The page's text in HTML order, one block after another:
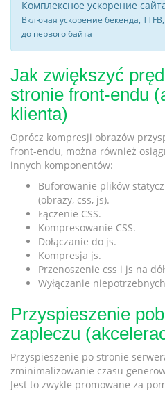
Комплексное ускорение
Включая ускорение бекенда,
до первого байта
Jak zwiększyć
stronie front-endu
klienta)
Oprócz kompresji obrazów
front-endu, można również
innych komponentów:
Buforowanie plików
(obrazy, css, js).
Łączenie CSS.
Kompresowanie CSS.
Dołączanie do js.
Kompresja js.
Przenoszenie css i js na
Wyłączanie
Przyspieszenie
zapleczu
Przyspieszenie po stronie
zminimalizowanie czasu
Jest to zwykle promowane za